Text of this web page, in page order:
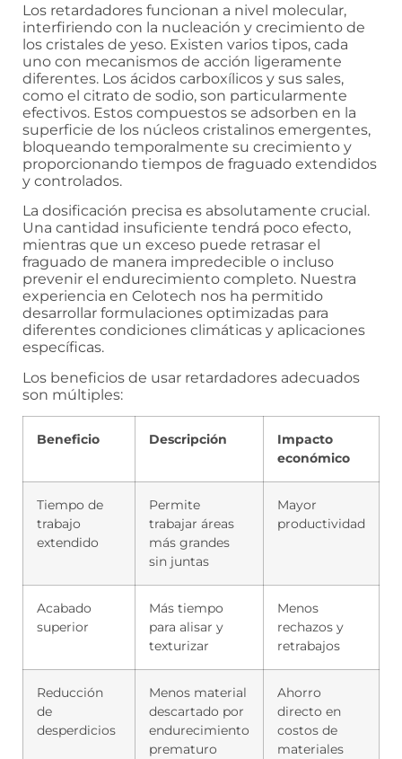
Los retardadores funcionan a nivel molecular,
interfiriendo con la nucleación y crecimiento de
los cristales de yeso. Existen varios tipos, cada
uno con mecanismos de acción ligeramente
diferentes. Los ácidos carboxílicos y sus sales,
como el citrato de sodio, son particularmente
efectivos. Estos compuestos se adsorben en la
superficie de los núcleos cristalinos emergentes,
bloqueando temporalmente su crecimiento y
proporcionando tiempos de fraguado extendidos
y controlados.
La dosificación precisa es absolutamente crucial.
Una cantidad insuficiente tendrá poco efecto,
mientras que un exceso puede retrasar el
fraguado de manera impredecible o incluso
prevenir el endurecimiento completo. Nuestra
experiencia en Celotech nos ha permitido
desarrollar formulaciones optimizadas para
diferentes condiciones climáticas y aplicaciones
específicas.
Los beneficios de usar retardadores adecuados
son múltiples:
Beneficio Descripción
Impacto
económico
Tiempo de
trabajo
extendido
Permite
trabajar áreas
más grandes
sin juntas
Mayor
productividad
Acabado
superior
Más tiempo
para alisar y
texturizar
Menos
rechazos y
retrabajos
Reducción
de
desperdicios
Menos material
descartado por
endurecimiento
prematuro
Ahorro
directo en
costos de
materiales